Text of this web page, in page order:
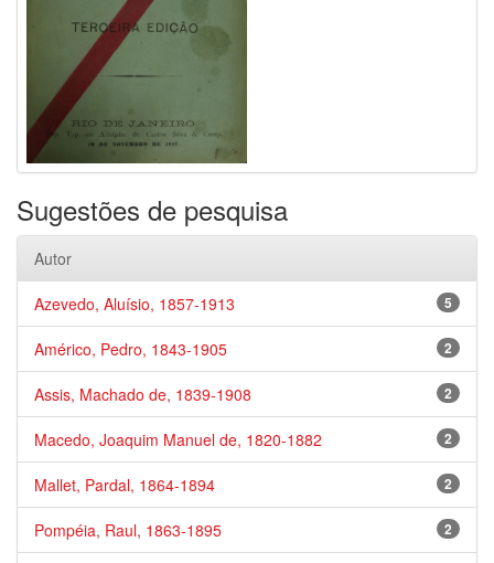
Sugestões de pesquisa
Autor
5
Azevedo, Aluísio, 1857-1913
2
Américo, Pedro, 1843-1905
2
Assis, Machado de, 1839-1908
2
Macedo, Joaquim Manuel de, 1820-1882
2
Mallet, Pardal, 1864-1894
2
Pompéia, Raul, 1863-1895